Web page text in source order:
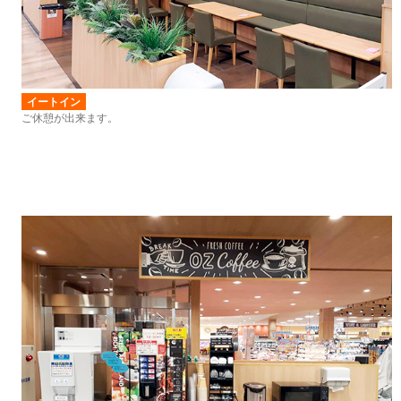
イートイン
ご休憩が出来ます。